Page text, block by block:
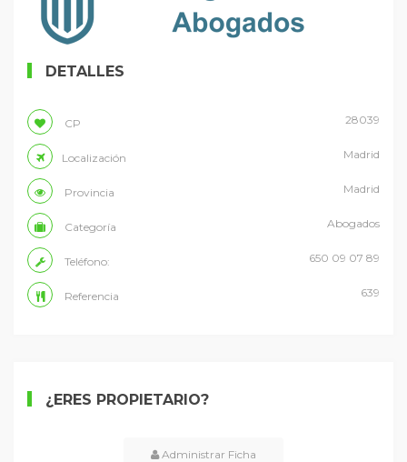
DETALLES
CP 28039
Localización Madrid
Provincia Madrid
Categoría Abogados
Teléfono: 650 09 07 89
Referencia 639
¿ERES PROPIETARIO?
Administrar Ficha